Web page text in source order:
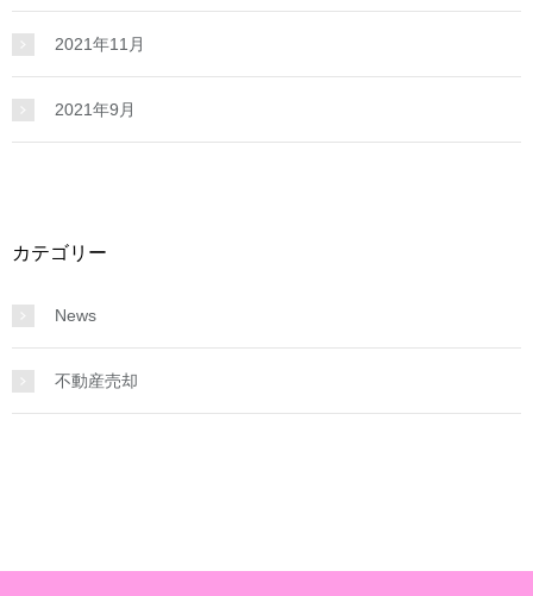
2021年11月
2021年9月
カテゴリー
News
不動産売却